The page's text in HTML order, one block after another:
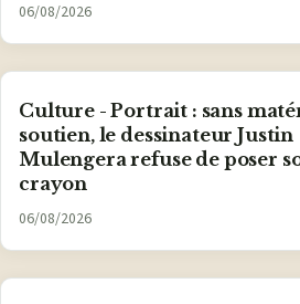
06/08/2026
Culture - Portrait : sans
soutien, le dessinateur Justin
Mulengera refuse de poser
crayon
06/08/2026